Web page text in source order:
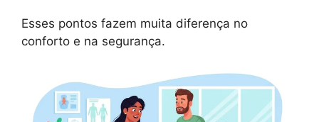
Esses pontos fazem muita diferença no
conforto e na segurança.